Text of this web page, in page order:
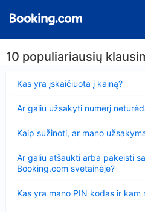
10 populiariausių
Kas yra įskaičiuota į kainą?
Ar galiu užsakyti numerį
Kaip sužinoti, ar mano
Ar galiu atšaukti arba pakeisti
Booking.com svetainėje?
Kas yra mano PIN kodas ir kam